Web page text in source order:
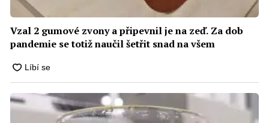
Vzal 2 gumové zvony a připevnil je na zeď. Za dob
pandemie se totiž naučil šetřit snad na všem